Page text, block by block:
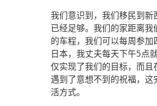
我们意识到，我们移民到新
已经足够。我们的家距离我
的车程，我们可以每周参加
日本，我丈夫每天下午5点
仅实现了我们的目标，而且
遇到了意想不到的祝福，这
活方式。